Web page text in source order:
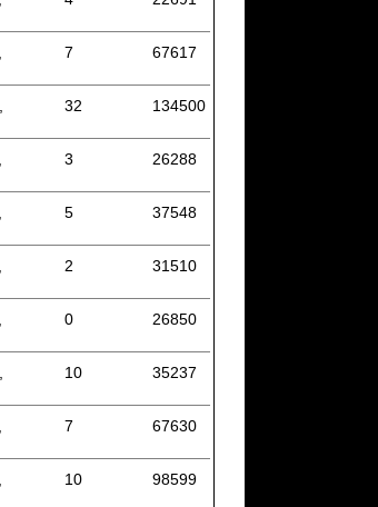
7 67617
32 134500
3 26288
5 37548
2 31510
0 26850
10 35237
7 67630
10 98599